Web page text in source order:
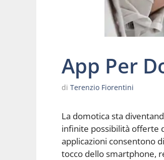
App Per
di Terenzio Fiorentini
La domotica sta
infinite possibilità offerte
applicazioni consentono
tocco dello smartphone,